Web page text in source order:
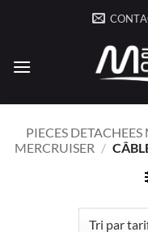
PIECES DETACHEES
MERCRUISER /